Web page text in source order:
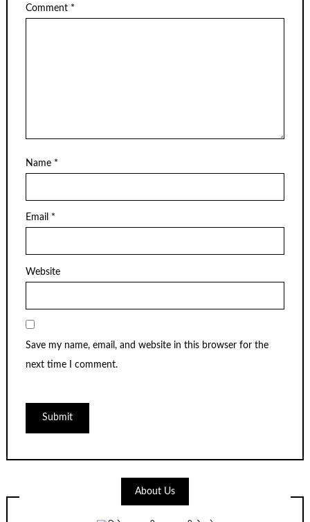
Comment *
Name *
Email *
Website
Save my name, email, and website in this browser for the
next time I comment.
About Us